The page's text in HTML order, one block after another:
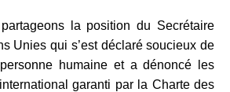
la position du Secrétaire
Unies qui s’est déclaré soucieux de
humaine et a dénoncé les
garanti par la Charte des